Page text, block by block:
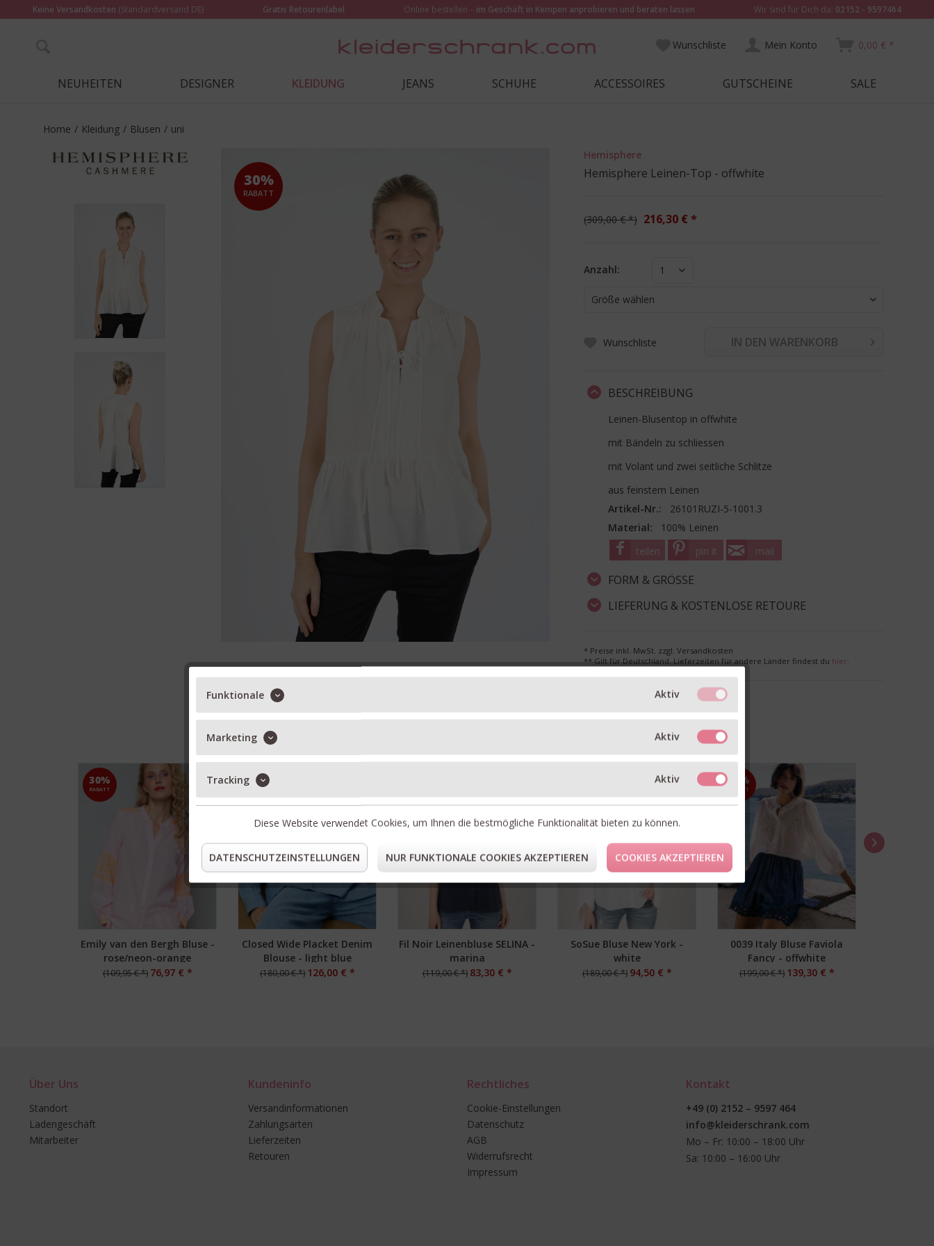
Keine Versandkosten (Standardversand DE) Gratis Retourenlabel Online bestellen – im Geschäft in Kempen anprobieren und beraten lassen Wir sind für Dich da: 02152 - 9597464
Wunschliste Mein Konto 0,00 € *
NEUHEITEN DESIGNER KLEIDUNG JEANS SCHUHE ACCESSOIRES GUTSCHEINE SALE
Home / Kleidung / Blusen / uni
30%
RABATT
Hemisphere
Hemisphere Leinen-Top - offwhite
309,00 € * 216,30 € *
Anzahl: 1
Größe wählen
Wunschliste IN DEN WARENKORB
BESCHREIBUNG
Leinen-Blusentop in offwhite
mit Bändeln zu schliessen
mit Volant und zwei seitliche Schlitze
aus feinstem Leinen
Artikel-Nr.:
26101RUZI-5-1001.3
Material:
100% Leinen
teilen
pin it mail
FORM & GRÖSSE
LIEFERUNG & KOSTENLOSE RETOURE
* Preise inkl. MwSt. zzgl. Versandkosten
** Gilt für Deutschland. Lieferzeiten für andere Länder findest du hier.
30%
RABATT
Emily van den Bergh Bluse -
rose/neon-orange
(109,95 € *) 76,97 € *
30%
RABATT
Closed Wide Placket Denim
Blouse - light blue
(180,00 € *) 126,00 € *
Fil Noir Leinenbluse SELINA -
marina
(119,00 € *) 83,30 € *
SoSue Bluse New York -
white
(189,00 € *) 94,50 € *
30%
RABATT
0039 Italy Bluse Faviola
Fancy - offwhite
(199,00 € *) 139,30 € *
Über Uns
Standort
Ladengeschäft
Mitarbeiter
Kundeninfo
Versandinformationen
Zahlungsarten
Lieferzeiten
Retouren
Rechtliches
Cookie-Einstellungen
Datenschutz
AGB
Widerrufsrecht
Impressum
Kontakt
+49 (0) 2152 – 9597 464
info@kleiderschrank.com
Mo – Fr: 10:00 – 18:00 Uhr
Sa: 10:00 – 16:00 Uhr
Funktionale Aktiv
Marketing Aktiv
Tracking Aktiv
Diese Website verwendet Cookies, um Ihnen die bestmögliche Funktionalität bieten zu können.
DATENSCHUTZEINSTELLUNGEN NUR FUNKTIONALE COOKIES AKZEPTIEREN COOKIES AKZEPTIEREN